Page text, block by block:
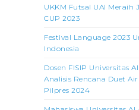
UKKM Futsal UAI Meraih
CUP 2023
Festival Language 2023
Indonesia
Dosen FISIP Universitas
Analisis Rencana Duet
Pilpres 2024